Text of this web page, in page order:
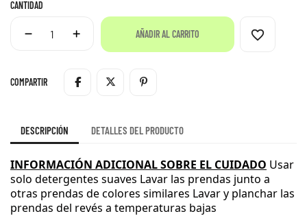
CANTIDAD
AÑADIR AL CARRITO favorite_border
COMPARTIR
DESCRIPCIÓN DETALLES DEL PRODUCTO
INFORMACIÓN ADICIONAL SOBRE EL CUIDADO Usar
solo detergentes suaves Lavar las prendas junto a
otras prendas de colores similares Lavar y planchar las
prendas del revés a temperaturas bajas